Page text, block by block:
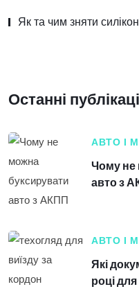
Як та чим зняти
Останні
АВТО І
Чому не
авто з
АВТО І
Які
році